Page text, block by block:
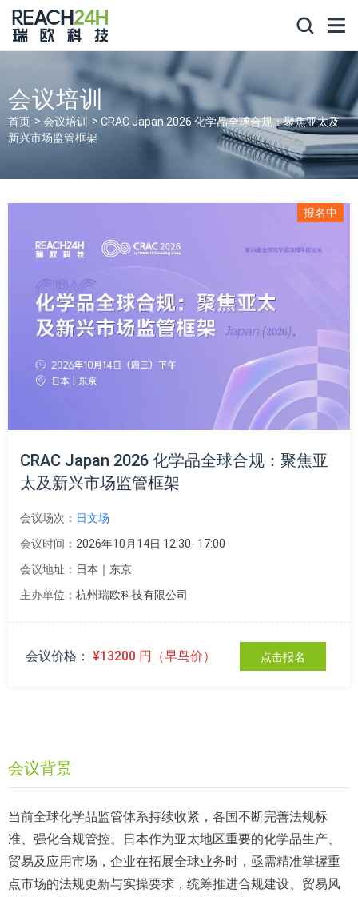
会议培训
首页 会议培训
CRAC Japan 2026 化学品全球合规：聚焦亚太及
新兴市场监管框架
报名中
CRAC Japan 2026 化学品全球合规：聚焦亚
太及新兴市场监管框架
会议场次： 日文场
会议时间： 2026年10月14日 12:30- 17:00
会议地址： 日本｜东京
主办单位： 杭州瑞欧科技有限公司
会议价格： ¥13200 円（早鸟价） 点击报名
会议背景
当前全球化学品监管体系持续收紧，各国不断完善法规标
准、强化合规管控。日本作为亚太地区重要的化学品生产、
贸易及应用市场，企业在拓展全球业务时，亟需精准掌握重
点市场的法规更新与实操要求，统筹推进合规建设、贸易风